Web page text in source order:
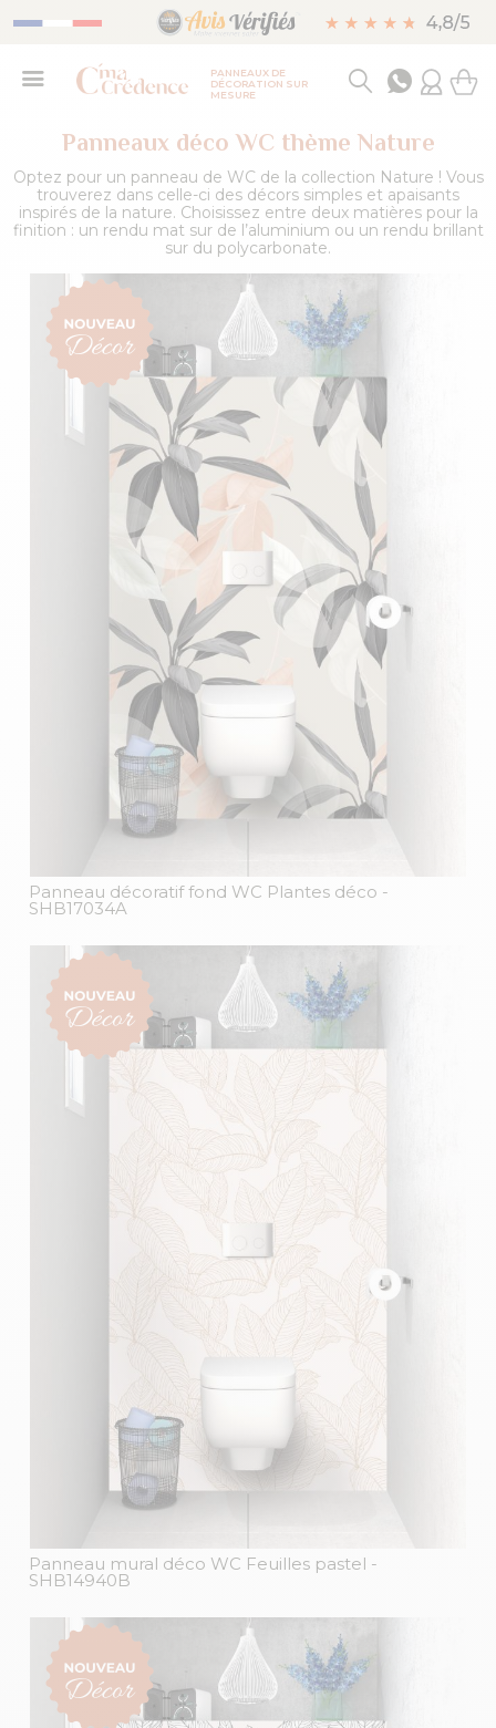
PANNEAUX DE
DÉCORATION SUR
MESURE
Panneaux déco WC thème Nature
Optez pour un panneau de WC de la collection Nature ! Vous
trouverez dans celle-ci des décors simples et apaisants
inspirés de la nature. Choisissez entre deux matières pour la
finition : un rendu mat sur de l’aluminium ou un rendu brillant
sur du polycarbonate.
Panneau décoratif fond WC Plantes déco -
SHB17034A
Panneau mural déco WC Feuilles pastel -
SHB14940B